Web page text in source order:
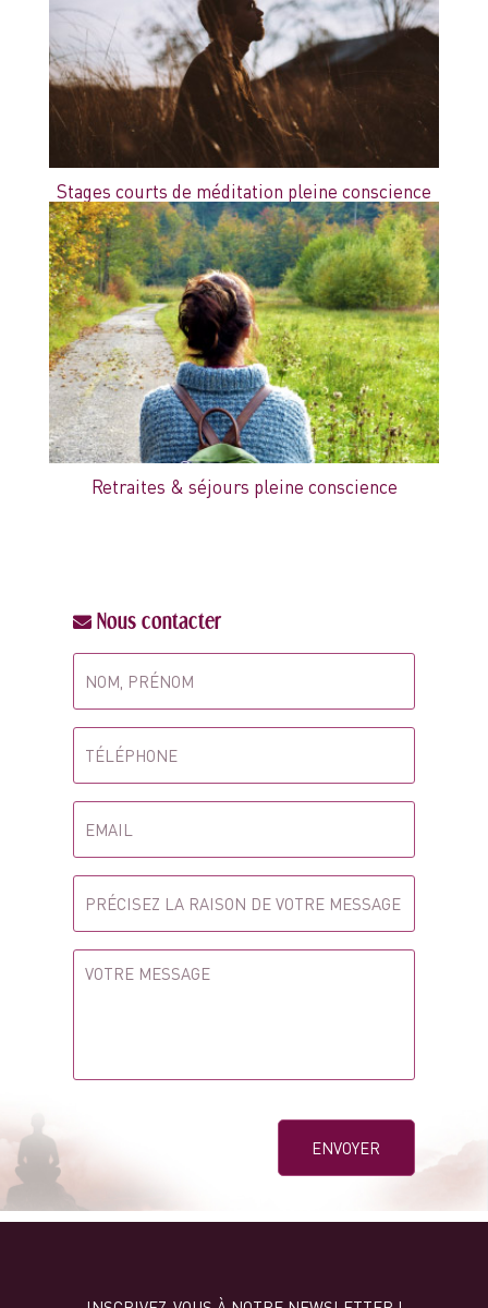
Stages courts de méditation pleine conscience
Retraites & séjours pleine conscience
Nous contacter